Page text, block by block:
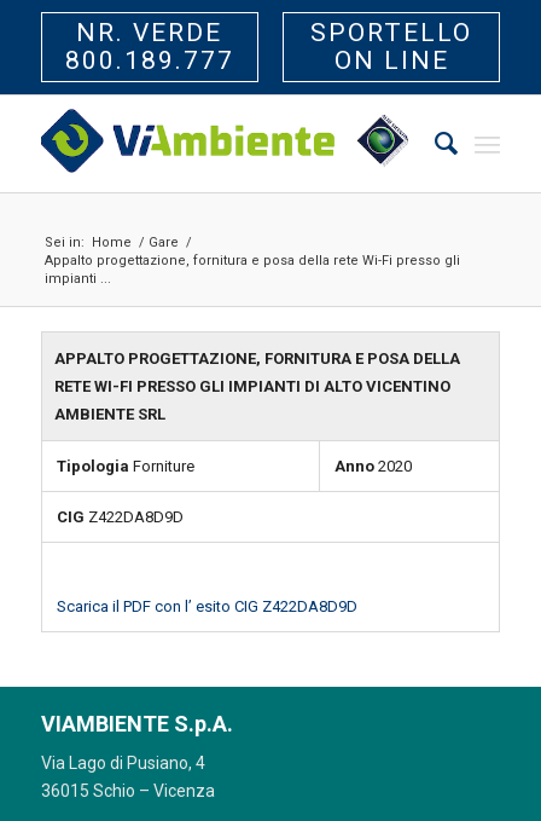
NR. VERDE
800.189.777
SPORTELLO
ON LINE
Sei in: Home / Gare /
Appalto progettazione, fornitura e posa della rete Wi-Fi presso gli
impianti ...
APPALTO PROGETTAZIONE, FORNITURA E POSA DELLA
RETE WI-FI PRESSO GLI IMPIANTI DI ALTO VICENTINO
AMBIENTE SRL
Tipologia Forniture Anno2020
CIG Z422DA8D9D
Scarica il PDF con l’ esito CIG Z422DA8D9D
VIAMBIENTE S.p.A.
Via Lago di Pusiano, 4
36015 Schio – Vicenza